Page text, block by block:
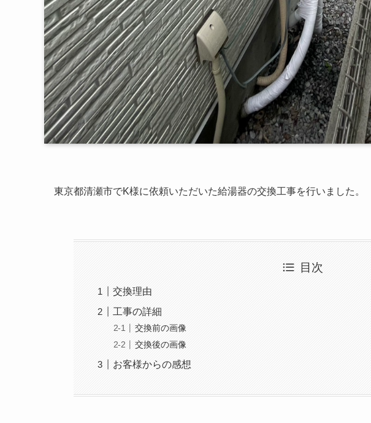
東京都清瀬市でK様に依頼いただいた給湯器の交換工事を行いました。
目次
交換理由
工事の詳細
交換前の画像
交換後の画像
お客様からの感想